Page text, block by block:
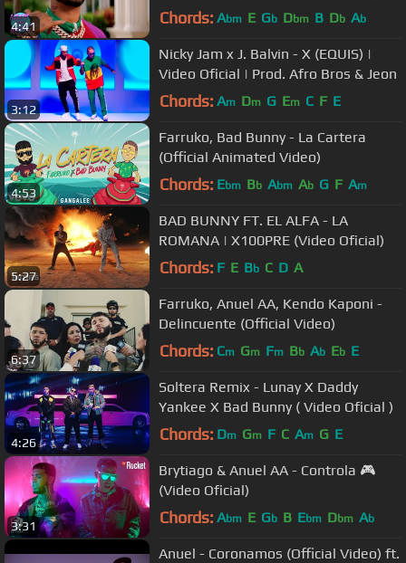
4:41 Chords: Abm E Gb Dbm B Db Ab
3:12
Nicky Jam x J. Balvin - X (EQUIS) |
Video Oficial | Prod. Afro Bros & Jeon
Chords: Am Dm G Em C F E
4:53
Farruko, Bad Bunny - La Cartera
(Official Animated Video)
Chords: Ebm Bb Abm Ab G F Am
5:27
BAD BUNNY FT. EL ALFA - LA
ROMANA | X100PRE (Video Oficial)
Chords: F E Bb C D A
6:37
Farruko, Anuel AA, Kendo Kaponi -
Delincuente (Official Video)
Chords: Cm Gm Fm Bb Ab Eb E
4:26
Soltera Remix - Lunay X Daddy
Yankee X Bad Bunny ( Video Oficial )
Chords: Dm Gm F C Am G E
3:31
Brytiago & Anuel AA - Controla 🎮
(Video Oficial)
Chords: Abm E Gb B Ebm Dbm Ab
Anuel - Coronamos (Official Video) ft.